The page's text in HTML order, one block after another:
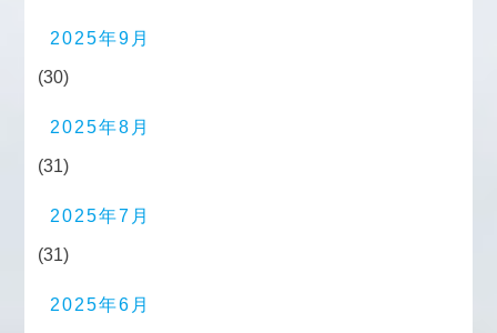
2025年9月
(30)
2025年8月
(31)
2025年7月
(31)
2025年6月